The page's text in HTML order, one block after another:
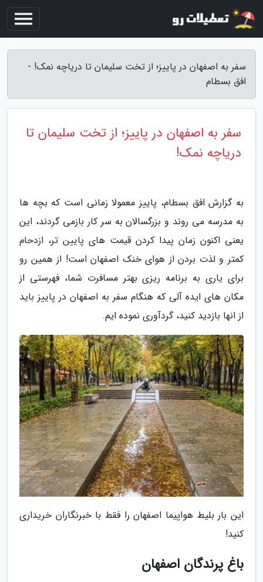
سفر به اصفهان در پاییز؛ از تخت سلیمان تا دریاچه نمک! -
افق بسطام
سفر به اصفهان در پاییز؛ از تخت سلیمان تا
دریاچه نمک!
به گزارش افق بسطام، پاییز معمولا زمانی است که بچه ها
به مدرسه می روند و بزرگسالان به سر کار بازمی گردند، این
یعنی اکنون زمان پیدا کردن قیمت های پایین تر، ازدحام
کمتر و لذت بردن از هوای خنک اصفهان است! از همین رو
برای یاری به برنامه ریزی بهتر مسافرت شما، فهرستی از
مکان های ایده آلی که هنگام سفر به اصفهان در پاییز باید
از انها بازدید کنید، گردآوری نموده ایم.
این بار بلیط هواپیما اصفهان را فقط با خبرنگاران خریداری
کنید!
باغ پرندگان اصفهان